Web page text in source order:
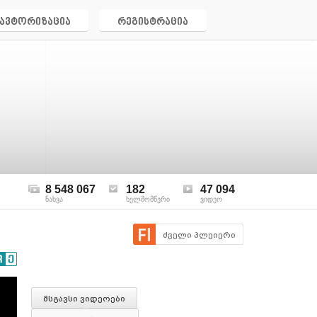
რეგისტრაცია
8 548 067
ნახვა
182
ხელმომწერი
47 094
ვიდეო
ძველი პლეიერი
მსგავსი ვიდეოები